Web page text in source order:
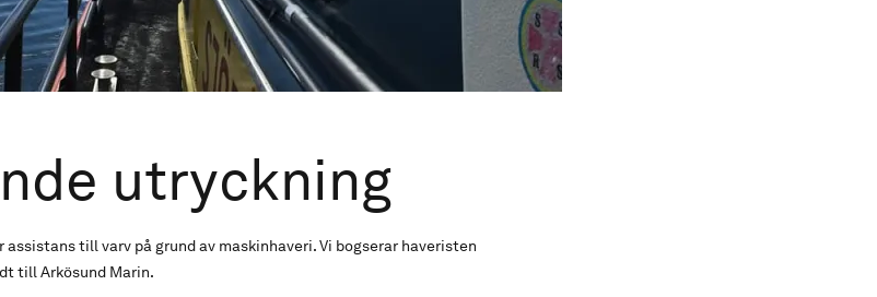
utryckning
till varv på grund av maskinhaveri. Vi bogserar haveristen
till Arkösund Marin.